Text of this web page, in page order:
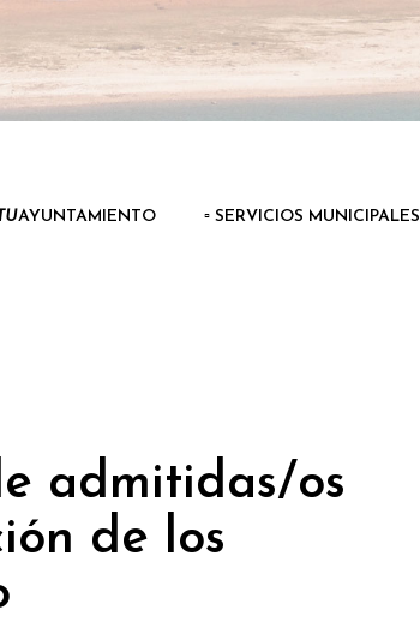
TUAYUNTAMIENTO ▫️ SERVICIOS MUNICIPALES
admitidas/os
de los